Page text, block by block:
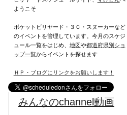
ようこそ
ポケットビリヤード・３Ｃ・スヌーカーなど
のイベントを管理しています。今月のスケジ
ュール一覧をはじめ、 地図や都道府県別ショ
ップ一覧からイベントを探せます
ＨＰ・ブログにリンクをお願いします！
みんなのchannel動画